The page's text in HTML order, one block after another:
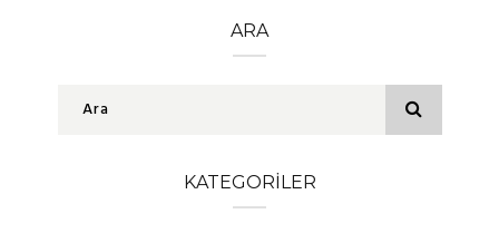
ARA
KATEGORILER